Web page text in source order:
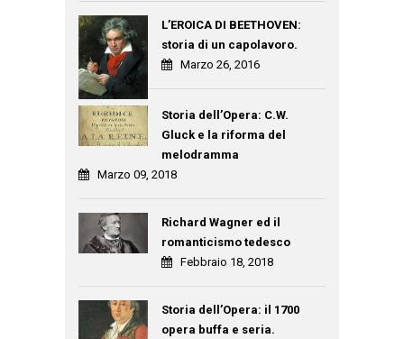
L’EROICA DI BEETHOVEN:
storia di un capolavoro.
Marzo 26, 2016
Storia dell’Opera: C.W.
Gluck e la riforma del
melodramma
Marzo 09, 2018
Richard Wagner ed il
romanticismo tedesco
Febbraio 18, 2018
Storia dell’Opera: il 1700
opera buffa e seria.